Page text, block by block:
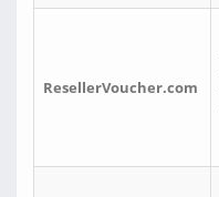
ResellerVoucher.com